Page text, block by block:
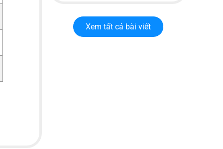
Xem tất cả bài viết